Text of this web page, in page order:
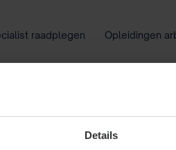
Details
raadplegen Opleidingen